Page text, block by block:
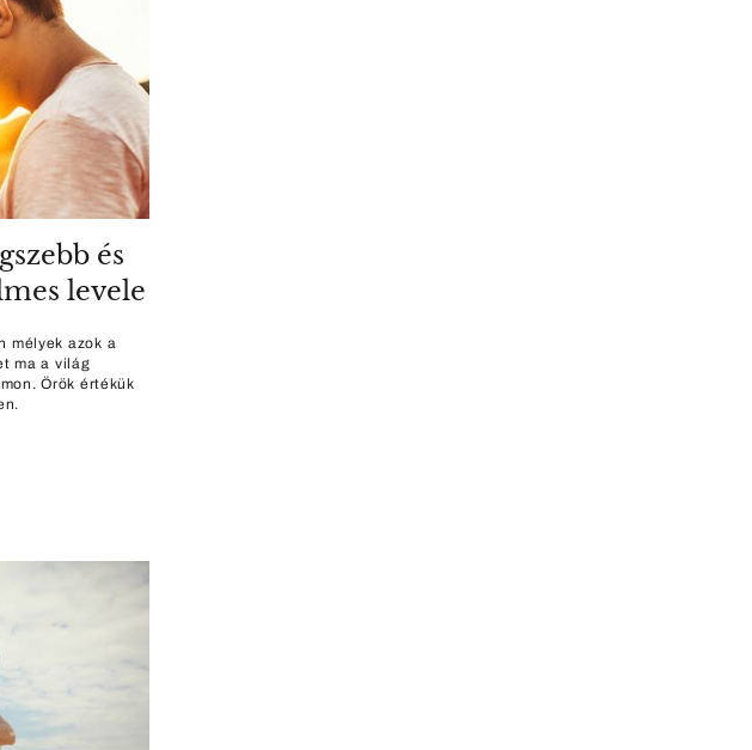
és
levele
mélyek azok a
ma a világ
Örök értékük